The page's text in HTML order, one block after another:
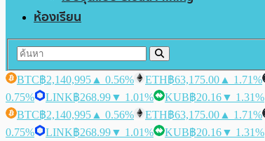
ห้องเรียน
BTC฿2,140,995 ▲ 0.56% ETH฿63,175.00 ▲ 1.71%
0.75%
LINK฿268.99▼ 1.01% KUB฿20.16▼ 1.31%
BTC฿2,140,995 ▲ 0.56% ETH฿63,175.00 ▲ 1.71%
0.75%
LINK฿268.99▼ 1.01% KUB฿20.16▼ 1.31%